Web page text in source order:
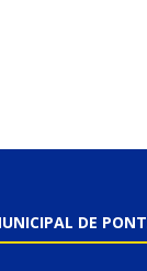
DE